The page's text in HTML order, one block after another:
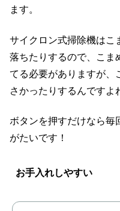
ます。
サイクロン式掃除機はこ
落ちたりするので、こま
てる必要がありますが、
さかったりするんですよ
ボタンを押すだけなら毎
がたいです！
お手入れしやすい